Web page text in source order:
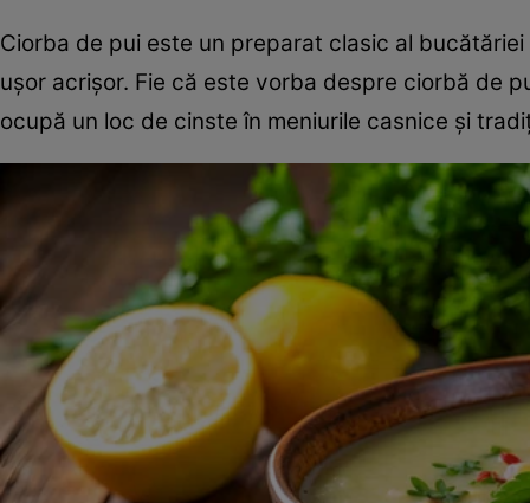
Ciorba de pui este un preparat clasic al
ușor acrișor. Fie că este vorba despre ciorbă de
ocupă un loc de cinste în meniurile casnice și